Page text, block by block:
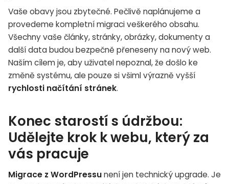
Vaše obavy jsou zbytečné. Pečlivě naplánujeme a
provedeme kompletní migraci veškerého obsahu.
Všechny vaše články, stránky, obrázky, dokumenty a
další data budou bezpečně přeneseny na nový web.
Naším cílem je, aby uživatel nepoznal, že došlo ke
změně systému, ale pouze si všiml výrazně vyšší
rychlosti načítání stránek.
Konec starostí s údržbou:
Udělejte krok k webu, který za
vás pracuje
Migrace z WordPressunení jen technický upgrade. Je